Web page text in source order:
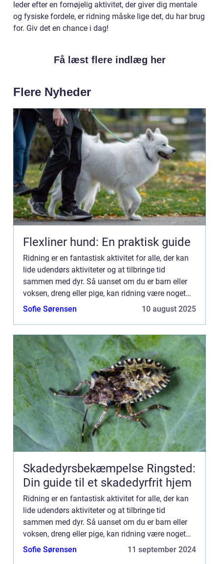
leder efter en fornøjelig aktivitet, der giver dig mentale
og fysiske fordele, er ridning måske lige det, du har brug
for. Giv det en chance i dag!
Få læst flere indlæg her
Flere Nyheder
Flexliner hund: En praktisk guide
Ridning er en fantastisk aktivitet for alle, der kan
lide udendørs aktiviteter og at tilbringe tid
sammen med dyr. Så uanset om du er barn eller
voksen, dreng eller pige, kan ridning være noget
for dig! Ridning giver mange fysiske og mentale
Sofie Sørensen 10 august 2025
Skadedyrsbekæmpelse Ringsted:
Din guide til et skadedyrfrit hjem
Ridning er en fantastisk aktivitet for alle, der kan
lide udendørs aktiviteter og at tilbringe tid
sammen med dyr. Så uanset om du er barn eller
voksen, dreng eller pige, kan ridning være noget
for dig! Ridning giver mange fysiske og mentale
Sofie Sørensen 11 september 2024